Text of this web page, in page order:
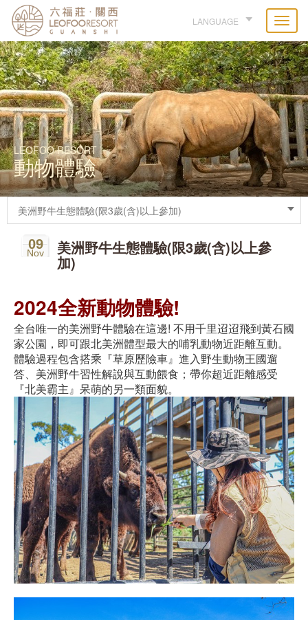
LANGUAGE
LEOFOO RESORT
動物體驗
09
Nov 美洲野牛生態體驗(限3歲(含)以上參
加)
2024全新動物體驗!
全台唯一的美洲野牛體驗在這邊! 不用千里迢迢飛到黃石國
家公園，即可跟北美洲體型最大的哺乳動物近距離互動。
體驗過程包含搭乘『草原歷險車』進入野生動物王國遛
答、美洲野牛習性解說與互動餵食；帶你超近距離感受
『北美霸主』呆萌的另一類面貌。